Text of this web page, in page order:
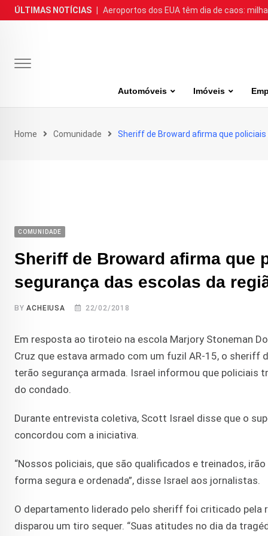
Skip
to
ÚLTIMAS NOTÍCIAS Aeroportos dos EUA têm dia de caos:
Automóveis Imóveis
Home Comunidade Sheriff de Broward afirma que
COMUNIDADE
Sheriff de Broward afirma que
segurança das escolas da
BYACHEIUSA 22/02/2018
Em resposta ao tiroteio na escola Marjory Stoneman
Cruz que estava armado com um fuzil AR-15, o sheriff
terão segurança armada. Israel informou que policiais
do condado.
Durante entrevista coletiva, Scott Israel disse que o
concordou com a iniciativa.
“Nossos policiais, que são qualificados e treinados,
forma segura e ordenada”, disse Israel aos jornalistas.
O departamento liderado pelo sheriff foi criticado pela
disparou um tiro sequer. “Suas atitudes no dia da